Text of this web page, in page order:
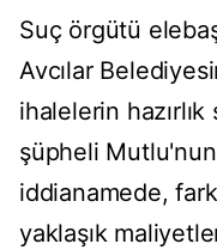
Suç örgütü
Avcılar
ihalelerin
şüpheli
iddianamede,
yaklaşık